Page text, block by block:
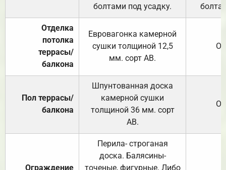
болтами под усадку.
Отделка
потолка
террасы/
балкона
Евровагонка камерной
сушки толщиной 12,5
мм. сорт АВ.
Пол террасы/
балкона
Шпунтованная доска
камерной сушки
толщиной 36 мм. сорт
АВ.
Ограждение
Перила- строганая
доска. Балясины-
точеные, фигурные. Либо